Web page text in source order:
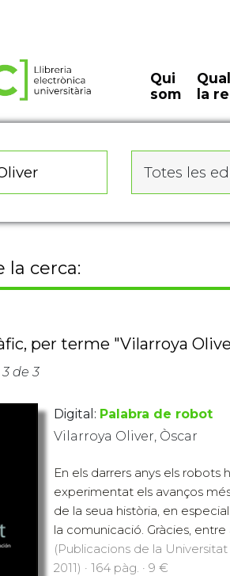
Qui
som
la
Totes les
la cerca:
per terme "Vilarroya
de 3
Digital: Palabra de robot
Vilarroya Oliver, Òscar
En els darrers anys els robots
experimentat els avanços
de la seua història, en
la comunicació. Gràcies, entre
(Publicacions de la Universitat
2011) · 164 pàg. · 9 €